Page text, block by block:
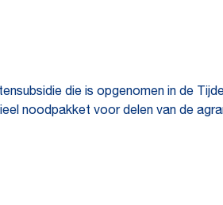
die is opgenomen in de
noodpakket voor delen van de